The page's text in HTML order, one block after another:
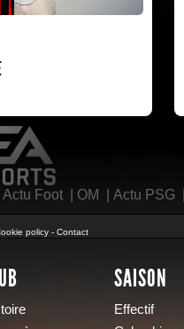
Actu Foot| OM Actu PSG|
policy - Contact
SAISON
Effectif